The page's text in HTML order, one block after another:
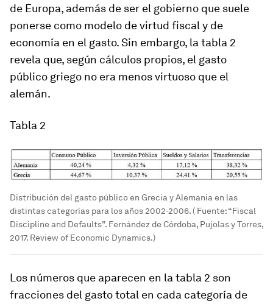
de Europa, además de ser el gobierno que suele
ponerse como modelo de virtud fiscal y de
economía en el gasto. Sin embargo, la tabla 2
revela que, según cálculos propios, el gasto
público griego no era menos virtuoso que el
alemán.
Tabla 2
Distribución del gasto público en Grecia y Alemania en las
distintas categorías para los años 2002-2006. ( Fuente: “Fiscal
Discipline and Defaults”. Fernández de Córdoba, Pujolas y Torres,
2017. Review of Economic Dynamics.)
Los números que aparecen en la tabla 2 son
fracciones del gasto total en cada categoría de